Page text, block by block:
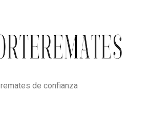
de confianza